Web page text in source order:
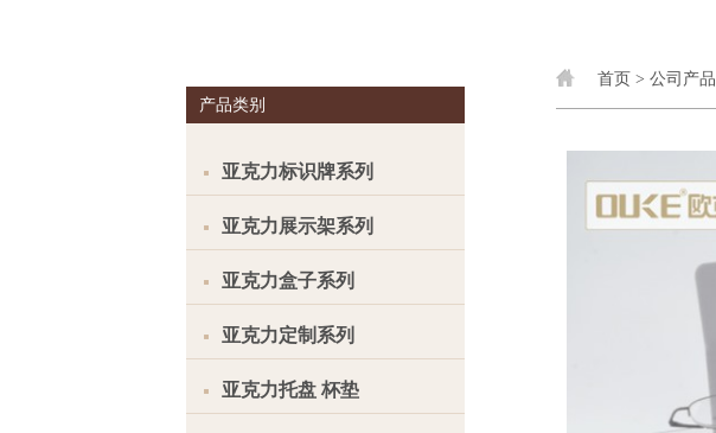
产品类别
亚克力标识牌系列
亚克力展示架系列
亚克力盒子系列
亚克力定制系列
亚克力托盘 杯垫
首页 > 公司产品